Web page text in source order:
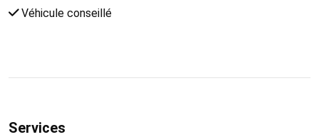
Véhicule conseillé
Services